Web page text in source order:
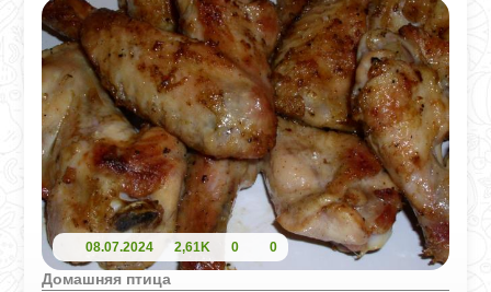
08.07.2024 2,61K 0 0
Домашняя птица